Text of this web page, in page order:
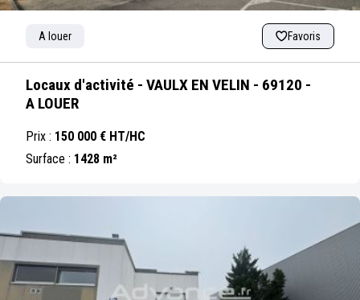
A louer Favoris
Locaux d'activité - VAULX EN VELIN - 69120 -
A LOUER
Prix : 150 000 € HT/HC
Surface : 1428 m²